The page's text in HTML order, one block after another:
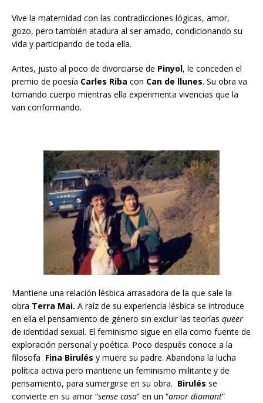
Vive la maternidad con las contradicciones lógicas, amor,
gozo, pero también atadura al ser amado, condicionando su
vida y participando de toda ella.
Antes, justo al poco de divorciarse de Pinyol, le conceden el
premio de poesía Carles Riba con Can de llunes. Su obra va
tomando cuerpo mientras ella experimenta vivencias que la
van conformando.
Mantiene una relación lésbica arrasadora de la que sale la
obra Terra Mai. A raíz de su experiencia lésbica se introduce
en ella el pensamiento de género sin excluir las teorías queer
de identidad sexual. El feminismo sigue en ella como fuente de
exploración personal y poética. Poco después conoce a la
filosofa Fina Birulés y muere su padre. Abandona la lucha
política activa pero mantiene un feminismo militante y de
pensamiento, para sumergirse en su obra. Birulés se
convierte en su amor “sense casa” en un “amor diamant”